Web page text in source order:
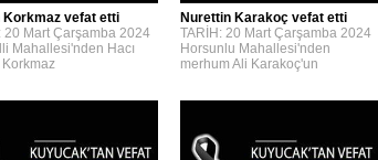
Korkmaz vefat etti
20 Mart Çarşamba 2024
Mahallesi'nden Hacı
Korkmaz
Nurettin Karakoç vefat etti
TARİH: 20 Mart Çarşamba 2024
Horsunlu Mahallesi'nden
merhum Ali Karakoç'un